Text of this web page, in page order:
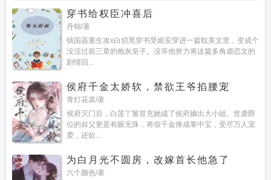
穿书给权臣冲喜后
丹锦/著
镇国器重生攻x白切黑穿书受姬安穿进一篇耽美文里，变成个
没活过前三章的炮灰皇子。没等他努力将这篇多角虐恋文的
剧情回...
侯府千金太娇软，禁欲王爷掐腰宠
青灯花裳/著
侯府灭门后，白莲丫鬟冒充她成了侯府嫡出大小姐。世袭爵
位的叔父更是有眼无珠，将假千金捧成掌中宝，受尽万人宠
爱，还欲...
为白月光不圆房，改嫁首长他急了
六个颜色/著